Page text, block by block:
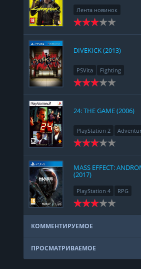
Лента новинок
PlayStation 4
DIVEKICK (2013)
PSVita Fighting
24: THE GAME (2006)
PlayStation 2
MASS EFFECT:
(2017)
PlayStation 4 RPG
КОММЕНТИРУЕМОЕ
ПРОСМАТРИВАЕМОЕ